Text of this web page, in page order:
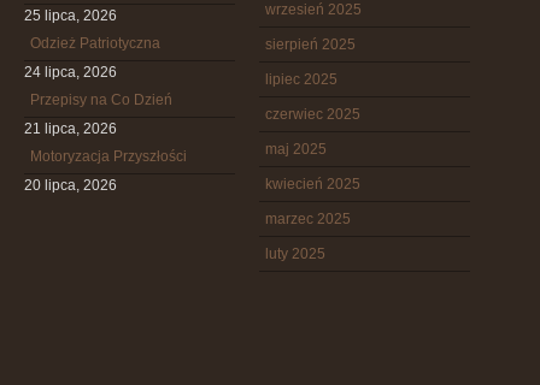
25 lipca, 2026
Odzież Patriotyczna
24 lipca, 2026
Przepisy na Co Dzień
21 lipca, 2026
Motoryzacja Przyszłości
20 lipca, 2026
wrzesień 2025
sierpień 2025
lipiec 2025
czerwiec 2025
maj 2025
kwiecień 2025
marzec 2025
luty 2025